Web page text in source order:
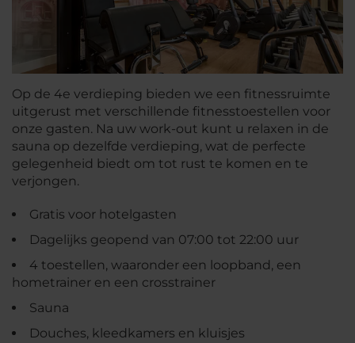
Op de 4e verdieping bieden we een fitnessruimte
uitgerust met verschillende fitnesstoestellen voor
onze gasten. Na uw work-out kunt u relaxen in de
sauna op dezelfde verdieping, wat de perfecte
gelegenheid biedt om tot rust te komen en te
verjongen.
Gratis voor hotelgasten
Dagelijks geopend van 07:00 tot 22:00 uur
4 toestellen, waaronder een loopband, een
hometrainer en een crosstrainer
Sauna
Douches, kleedkamers en kluisjes